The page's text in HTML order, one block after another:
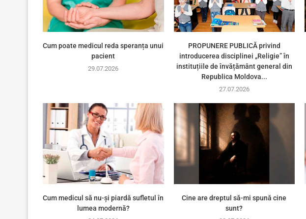
Cum poate medicul reda speranța unui
pacient
29.07.2026
PROPUNERE PUBLICĂ privind
introducerea disciplinei „Religie” în
instituțiile de învățământ general din
Republica Moldova...
27.07.2026
Cum medicul să nu-și piardă sufletul în
lumea modernă?
Cine are dreptul să-mi spună cine
sunt?